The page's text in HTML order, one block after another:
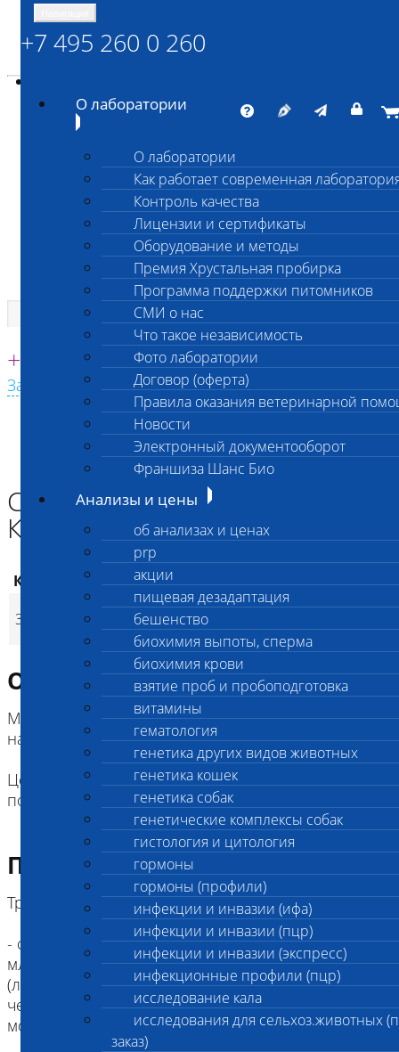
ШАНС БИО
Независимая ветеринарная лаборатория
Единая круглосуточная справочная
+7 495 260 0 260
Заказать звонок с сайта
+7 495 260 0 260
О лаборатории
О лаборатории
Как работает современная
Контроль качества
Лицензии и сертификаты
Оборудование и методы
Премия Хрустальная пробирка
Программа поддержки питомников
СМИ о нас
Что такое независимость
Фото лаборатории
Договор (оферта)
Правила оказания ветеринарной
Новости
Электронный документооборот
Франшиза Шанс Био
Анализы и цены
об анализах и ценах
prp
акции
пищевая дезадаптация
бешенство
биохимия выпоты, сперма
биохимия крови
взятие проб и пробоподготовка
витамины
гематология
генетика других видов животных
генетика кошек
генетика собак
генетические комплексы собак
гистология и цитология
гормоны
гормоны (профили)
инфекции и инвазии (ифа)
инфекции и инвазии (пцр)
инфекции и инвазии (экспресс)
инфекционные профили (пцр)
исследование кала
исследования для сельхоз.животных
заказ)
Главная страница
Анализы и цены
МОЧЕПОЛОВАЯ СИСТЕМА
Соотношение Белок/Креатинин (моча)
Соотношение Белок/
Креатинин (моча)
Код Наименование услуг
Цена, руб.
306
Соотношение Белок/
Креатинин (моча)
380p (Время исполнения24
450p (Время исполнения1
Описание исследования
Метод исследования: биохимический анализ
надосадочной жидкости
Цель теста: оценка суточной потери белка
почками.
Подготовка к исследованию
Требования к пробе:
- свежевыпущенная моча, минимальный объем 5
мл. Моча должна быть концентрированная
(лучше всего утренняя) или собранная не ранее,
чем через 6 часов после последнего
мочеиспускания